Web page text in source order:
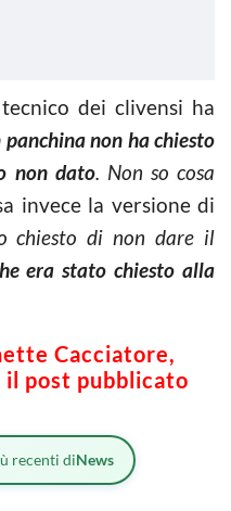
dei clivensi ha
non ha chiesto
non dato. Non so cosa
invece la versione di
chiesto di non dare il
era stato chiesto alla
Cacciatore,
il post pubblicato
recenti diNews